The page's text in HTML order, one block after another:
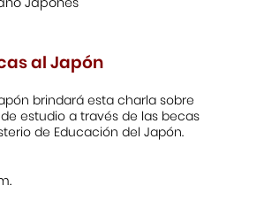
al Japón
brindará esta charla sobre
estudio a través de las becas
de Educación del Japón.